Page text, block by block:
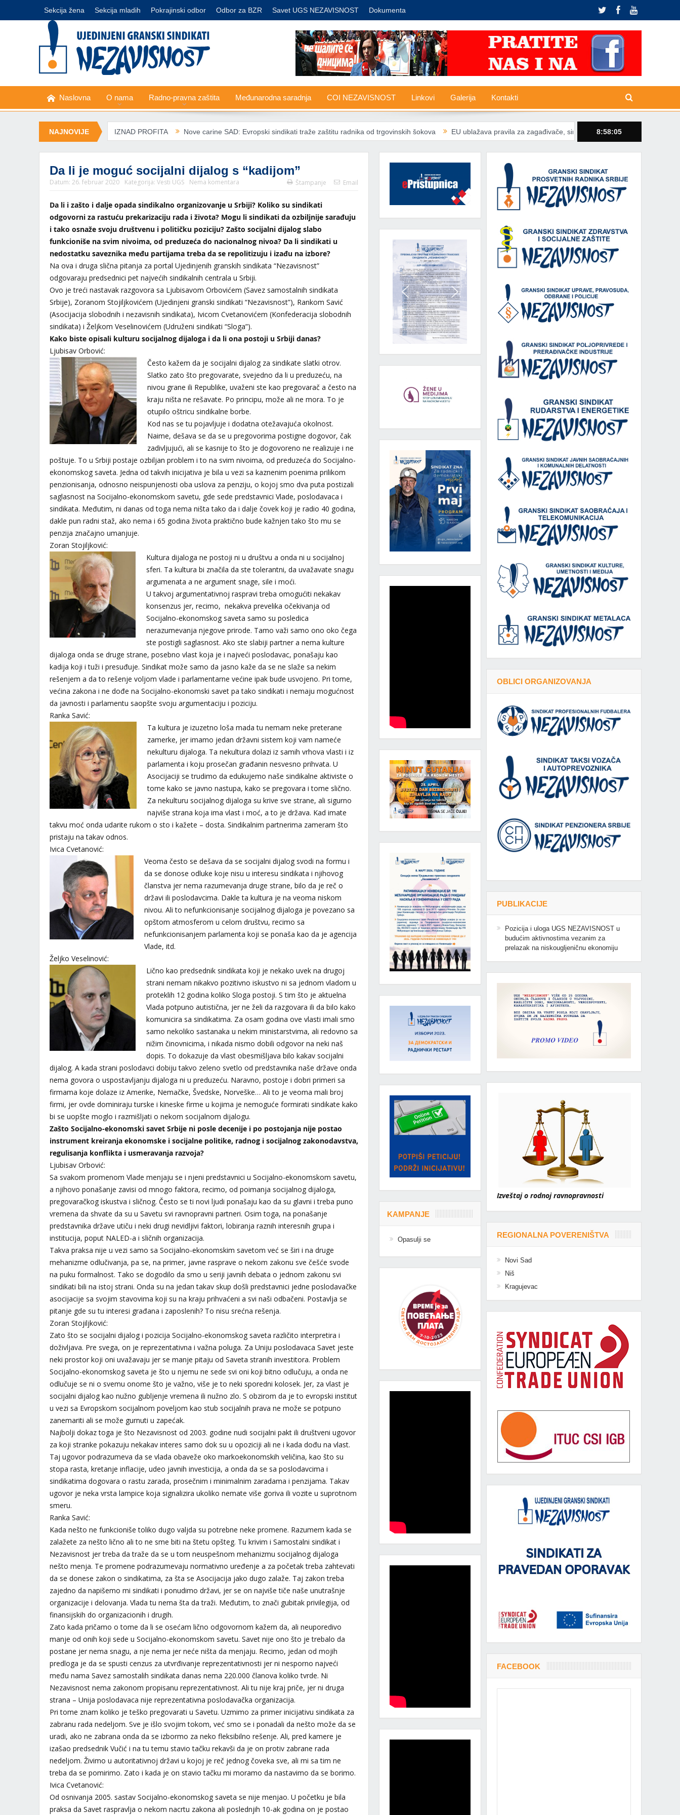
Sekcija žena Sekcija mladih Pokrajinski odbor Odbor za BZR Savet UGS NEZAVISNOST Dokumenta
Naslovna O nama Radno-pravna zaštita Međunarodna saradnja COI NEZAVISNOST Linkovi Galerija Kontakti
NAJNOVIJE
APEL – ZDRAVLJE IZNAD PROFITA Nove carine SAD: Evropski sindikati traže zaštitu radnika od trgovinskih šokova EU ublažava pravila za zagađivače, sindikati poručuju da tranzicija ne sme gasiti
8:58:06
Da li je moguć socijalni dijalog s “kadijom”
Datum: 26. februar 2020 Kategorija: Vesti UGS Nema komentara Štampanje Email
Da li i zašto i dalje opada sindikalno organizovanje u Srbiji? Koliko su sindikati
odgovorni za rastuću prekarizaciju rada i života? Mogu li sindikati da ozbiljnije sarađuju
i tako osnaže svoju društvenu i političku poziciju? Zašto socijalni dijalog slabo
funkcioniše na svim nivoima, od preduzeća do nacionalnog nivoa? Da li sindikati u
nedostatku saveznika među partijama treba da se repolitizuju i izađu na izbore?
Na ova i druga slična pitanja za portal Ujedinjenih granskih sindikata “Nezavisnost”
odgovaraju predsednici pet najvećih sindikalnih centrala u Srbiji.
Ovo je treći nastavak razgovora sa Ljubisavom Orbovićem (Savez samostalnih sindikata
Srbije), Zoranom Stojiljkovićem (Ujedinjeni granski sindikati “Nezavisnost”), Rankom Savić
(Asocijacija slobodnih i nezavisnih sindikata), Ivicom Cvetanovićem (Konfederacija slobodnih
sindikata) i Željkom Veselinovićem (Udruženi sindikati “Sloga”).
Kako biste opisali kulturu socijalnog dijaloga i da li ona postoji u Srbiji danas?
Ljubisav Orbović:
Često kažem da je socijalni dijalog za sindikate slatki otrov.
Slatko zato što pregovarate, svejedno da li u preduzeću, na
nivou grane ili Republike, uvaženi ste kao pregovarač a često na
kraju ništa ne rešavate. Po principu, može ali ne mora. To je
otupilo oštricu sindikalne borbe.
Kod nas se tu pojavljuje i dodatna otežavajuća okolnost.
Naime, dešava se da se u pregovorima postigne dogovor, čak
zadivljujući, ali se kasnije to što je dogovoreno ne realizuje i ne
poštuje. To u Srbiji postaje ozbiljan problem i to na svim nivoima, od preduzeća do Socijalno-
ekonomskog saveta. Jedna od takvih inicijativa je bila u vezi sa kaznenim poenima prilikom
penzionisanja, odnosno neispunjenosti oba uslova za penziju, o kojoj smo dva puta postizali
saglasnost na Socijalno-ekonomskom savetu, gde sede predstavnici Vlade, poslodavaca i
sindikata. Međutim, ni danas od toga nema ništa tako da i dalje čovek koji je radio 40 godina,
dakle pun radni staž, ako nema i 65 godina života praktično bude kažnjen tako što mu se
penzija značajno umanjuje.
Zoran Stojiljković:
Kultura dijaloga ne postoji ni u društvu a onda ni u socijalnoj
sferi. Ta kultura bi značila da ste tolerantni, da uvažavate snagu
argumenata a ne argument snage, sile i moći.
U takvoj argumentativnoj raspravi treba omogućiti nekakav
konsenzus jer, recimo, nekakva prevelika očekivanja od
Socijalno-ekonomskog saveta samo su posledica
nerazumevanja njegove prirode. Tamo važi samo ono oko čega
ste postigli saglasnost. Ako ste slabiji partner a nema kulture
dijaloga onda se druge strane, posebno vlast koja je i najveći poslodavac, ponašaju kao
kadija koji i tuži i presuđuje. Sindikat može samo da jasno kaže da se ne slaže sa nekim
rešenjem a da to rešenje voljom vlade i parlamentarne većine ipak bude usvojeno. Pri tome,
većina zakona i ne dođe na Socijalno-ekonomski savet pa tako sindikati i nemaju mogućnost
da javnosti i parlamentu saopšte svoju argumentaciju i poziciju.
Ranka Savić:
Ta kultura je izuzetno loša mada tu nemam neke preterane
zamerke, jer imamo jedan državni sistem koji vam nameće
nekulturu dijaloga. Ta nekultura dolazi iz samih vrhova vlasti i iz
parlamenta i koju prosečan građanin nesvesno prihvata. U
Asocijaciji se trudimo da edukujemo naše sindikalne aktiviste o
tome kako se javno nastupa, kako se pregovara i tome slično.
Za nekulturu socijalnog dijaloga su krive sve strane, ali sigurno
najviše strana koja ima vlast i moć, a to je država. Kad imate
takvu moć onda udarite rukom o sto i kažete – dosta. Sindikalnim partnerima zameram što
pristaju na takav odnos.
Ivica Cvetanović:
Veoma često se dešava da se socijalni dijalog svodi na formu i
da se donose odluke koje nisu u interesu sindikata i njihovog
članstva jer nema razumevanja druge strane, bilo da je reč o
državi ili poslodavcima. Dakle ta kultura je na veoma niskom
nivou. Ali to nefunkcionisanje socijalnog dijaloga je povezano sa
opštom atmosferom u celom društvu, recimo sa
nefunkcionisanjem parlamenta koji se ponaša kao da je agencija
Vlade, itd.
Željko Veselinović:
Lično kao predsednik sindikata koji je nekako uvek na drugoj
strani nemam nikakvo pozitivno iskustvo ni sa jednom vladom u
proteklih 12 godina koliko Sloga postoji. S tim što je aktuelna
Vlada potpuno autistična, jer ne želi da razgovara ili da bilo kako
komunicira sa sindikatima. Za osam godina ove vlasti imali smo
samo nekoliko sastanaka u nekim ministarstvima, ali redovno sa
nižim činovnicima, i nikada nismo dobili odgovor na neki naš
dopis. To dokazuje da vlast obesmišljava bilo kakav socijalni
dijalog. A kada strani poslodavci dobiju takvo zeleno svetlo od predstavnika naše države onda
nema govora o uspostavljanju dijaloga ni u preduzeću. Naravno, postoje i dobri primeri sa
firmama koje dolaze iz Amerike, Nemačke, Švedske, Norveške… Ali to je veoma mali broj
firmi, jer ovde dominiraju turske i kineske firme u kojima je nemoguće formirati sindikate kako
bi se uopšte moglo i razmišljati o nekom socijalnom dijalogu.
Zašto Socijalno-ekonomski savet Srbije ni posle decenije i po postojanja nije postao
instrument kreiranja ekonomske i socijalne politike, radnog i socijalnog zakonodavstva,
regulisanja konflikta i usmeravanja razvoja?
Ljubisav Orbović:
Sa svakom promenom Vlade menjaju se i njeni predstavnici u Socijalno-ekonomskom savetu,
a njihovo ponašanje zavisi od mnogo faktora, recimo, od poimanja socijalnog dijaloga,
pregovaračkog iskustva i sličnog. Često se ti novi ljudi ponašaju kao da su glavni i treba puno
vremena da shvate da su u Savetu svi ravnopravni partneri. Osim toga, na ponašanje
predstavnika države utiču i neki drugi nevidljivi faktori, lobiranja raznih interesnih grupa i
institucija, poput NALED-a i sličnih organizacija.
Takva praksa nije u vezi samo sa Socijalno-ekonomskim savetom već se širi i na druge
mehanizme odlučivanja, pa se, na primer, javne rasprave o nekom zakonu sve češće svode
na puku formalnost. Tako se dogodilo da smo u seriji javnih debata o jednom zakonu svi
sindikati bili na istoj strani. Onda su na jedan takav skup došli predstavnici jedne poslodavačke
asocijacije sa svojim stavovima koji su na kraju prihvaćeni a svi naši odbačeni. Postavlja se
pitanje gde su tu interesi građana i zaposlenih? To nisu srećna rešenja.
Zoran Stojiljković:
Zato što se socijalni dijalog i pozicija Socijalno-ekonomskog saveta različito interpretira i
doživljava. Pre svega, on je reprezentativna i važna poluga. Za Uniju poslodavaca Savet jeste
neki prostor koji oni uvažavaju jer se manje pitaju od Saveta stranih investitora. Problem
Socijalno-ekonomskog saveta je što u njemu ne sede svi oni koji bitno odlučuju, a onda ne
odlučuje se ni o svemu onome što je važno, više je to neki sporedni kolosek. Jer, za vlast je
socijalni dijalog kao nužno gubljenje vremena ili nužno zlo. S obzirom da je to evropski institut
u vezi sa Evropskom socijalnom poveljom kao stub socijalnih prava ne može se potpuno
zanemariti ali se može gurnuti u zapećak.
Najbolji dokaz toga je što Nezavisnost od 2003. godine nudi socijalni pakt ili društveni ugovor
za koji stranke pokazuju nekakav interes samo dok su u opoziciji ali ne i kada dođu na vlast.
Taj ugovor podrazumeva da se vlada obaveže oko markoekonomskih veličina, kao što su
stopa rasta, kretanje inflacije, udeo javnih investicija, a onda da se sa poslodavcima i
sindikatima dogovara o rastu zarada, prosečnim i minimalnim zaradama i penzijama. Takav
ugovor je neka vrsta lampice koja signalizira ukoliko nemate više goriva ili vozite u suprotnom
smeru.
Ranka Savić:
Kada nešto ne funkcioniše toliko dugo valjda su potrebne neke promene. Razumem kada se
zalažete za nešto lično ali to ne sme biti na štetu opšteg. Tu krivim i Samostalni sindikat i
Nezavisnost jer treba da traže da se u tom neuspešnom mehanizmu socijalnog dijaloga
nešto menja. Te promene podrazumevaju normativno uređenje a za početak treba zahtevati
da se donese zakon o sindikatima, za šta se Asocijacija jako dugo zalaže. Taj zakon treba
zajedno da napišemo mi sindikati i ponudimo državi, jer se on najviše tiče naše unutrašnje
organizacije i delovanja. Vlada tu nema šta da traži. Međutim, to znači gubitak privilegija, od
finansijskih do organizacionih i drugih.
Zato kada pričamo o tome da li se osećam lično odgovornom kažem da, ali neuporedivo
manje od onih koji sede u Socijalno-ekonomskom savetu. Savet nije ono što je trebalo da
postane jer nema snagu, a nje nema jer neće ništa da menjaju. Recimo, jedan od mojih
predloga je da se spusti cenzus za utvrđivanje reprezentativnosti jer ni nesporno najveći
među nama Savez samostalih sindikata danas nema 220.000 članova koliko tvrde. Ni
Nezavisnost nema zakonom propisanu reprezentativnost. Ali tu nije kraj priče, jer ni druga
strana – Unija poslodavaca nije reprezentativna poslodavačka organizacija.
Pri tome znam koliko je teško pregovarati u Savetu. Uzmimo za primer inicijativu sindikata za
zabranu rada nedeljom. Sve je išlo svojim tokom, već smo se i ponadali da nešto može da se
uradi, ako ne zabrana onda da se izbormo za neko fleksibilno rešenje. Ali, pred kamere je
izašao predsednik Vučić i na tu temu stavio tačku rekavši da je on protiv zabrane rada
nedeljom. Živimo u autoritativnoj državi u kojoj je reč jednog čoveka sve, ali mi sa tim ne
treba da se pomirimo. Zato i kada je on stavio tačku mi moramo da nastavimo da se borimo.
Ivica Cvetanović:
Od osnivanja 2005. sastav Socijalno-ekonomskog saveta se nije menjao. U početku je bila
praksa da Savet raspravlja o nekom nacrtu zakona ali poslednjih 10-ak godina on je postao
KAMPANJE
Opasulji se
OBLICI ORGANIZOVANJA
PUBLIKACIJE
Pozicija i uloga UGS NEZAVISNOST u
budućim aktivnostima vezanim za
prelazak na niskougljeničnu ekonomiju
Izveštaj o rodnoj ravnopravnosti
REGIONALNA POVERENIŠTVA
Novi Sad
Niš
Kragujevac
FACEBOOK